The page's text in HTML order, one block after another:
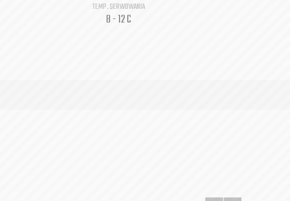
TEMP. SERWOWANIA
8 - 12 C